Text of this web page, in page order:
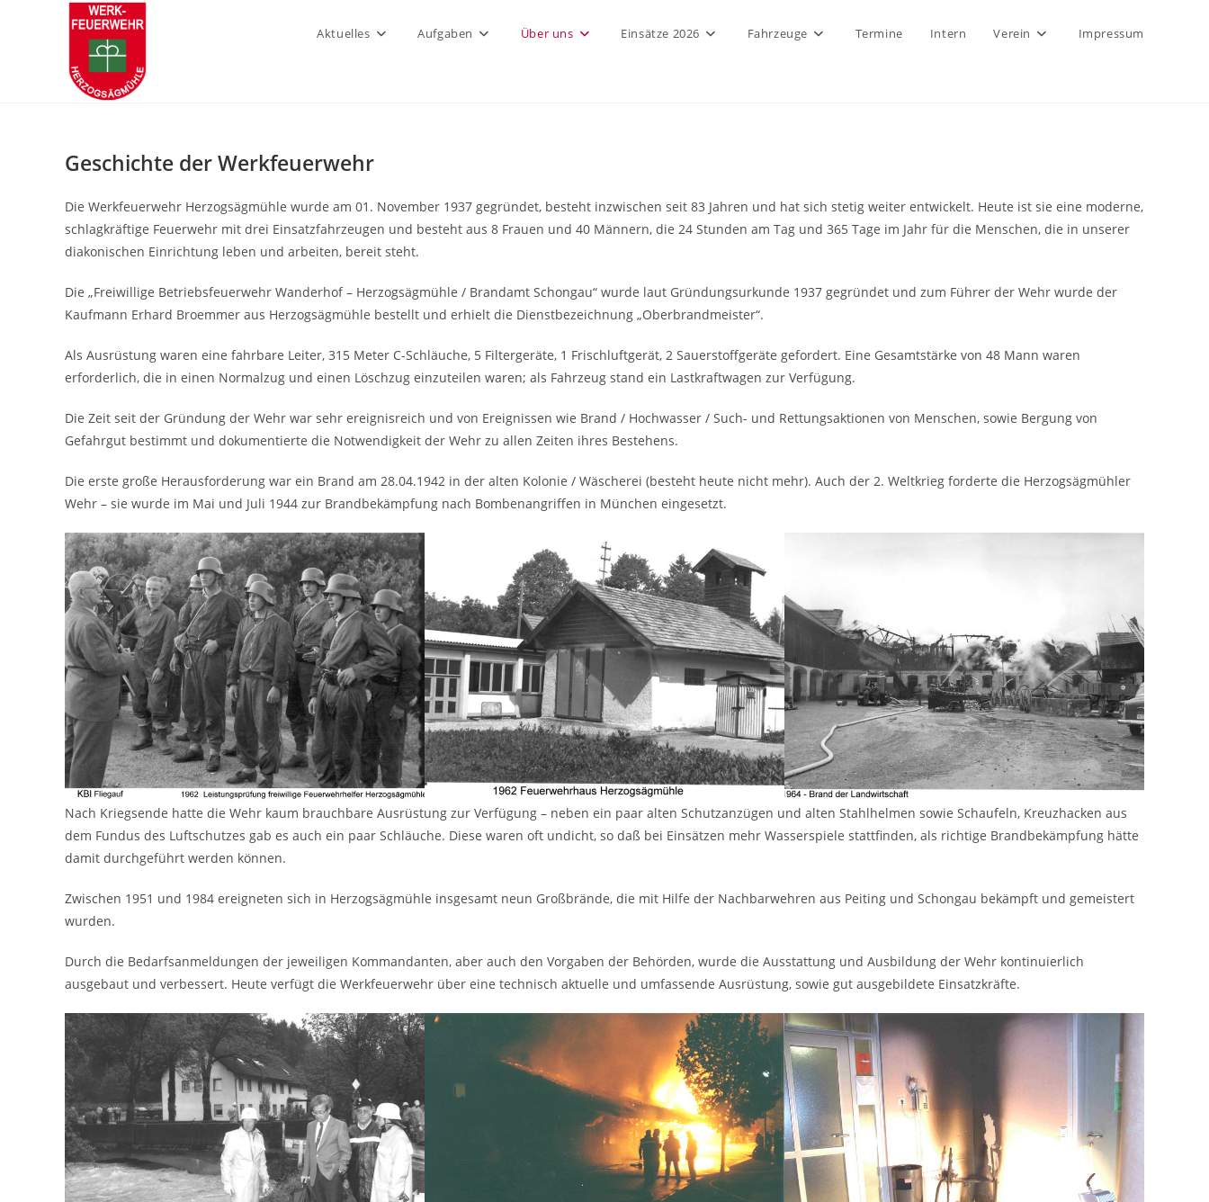
Aktuelles Aufgaben Über uns Einsätze 2026 Fahrzeuge Termine Intern Verein Impressum
Geschichte der Werkfeuerwehr
Die Werkfeuerwehr Herzogsägmühle wurde am 01. November 1937 gegründet, besteht inzwischen seit 83 Jahren und hat sich stetig weiter entwickelt. Heute ist sie eine moderne,
schlagkräftige Feuerwehr mit drei Einsatzfahrzeugen und besteht aus 8 Frauen und 40 Männern, die 24 Stunden am Tag und 365 Tage im Jahr für die Menschen, die in unserer
diakonischen Einrichtung leben und arbeiten, bereit steht.
Die „Freiwillige Betriebsfeuerwehr Wanderhof – Herzogsägmühle / Brandamt Schongau“ wurde laut Gründungsurkunde 1937 gegründet und zum Führer der Wehr wurde der
Kaufmann Erhard Broemmer aus Herzogsägmühle bestellt und erhielt die Dienstbezeichnung „Oberbrandmeister“.
Als Ausrüstung waren eine fahrbare Leiter, 315 Meter C-Schläuche, 5 Filtergeräte, 1 Frischluftgerät, 2 Sauerstoffgeräte gefordert. Eine Gesamtstärke von 48 Mann waren
erforderlich, die in einen Normalzug und einen Löschzug einzuteilen waren; als Fahrzeug stand ein Lastkraftwagen zur Verfügung.
Die Zeit seit der Gründung der Wehr war sehr ereignisreich und von Ereignissen wie Brand / Hochwasser / Such- und Rettungsaktionen von Menschen, sowie Bergung von
Gefahrgut bestimmt und dokumentierte die Notwendigkeit der Wehr zu allen Zeiten ihres Bestehens.
Die erste große Herausforderung war ein Brand am 28.04.1942 in der alten Kolonie / Wäscherei (besteht heute nicht mehr). Auch der 2. Weltkrieg forderte die Herzogsägmühler
Wehr – sie wurde im Mai und Juli 1944 zur Brandbekämpfung nach Bombenangriffen in München eingesetzt.
Nach Kriegsende hatte die Wehr kaum brauchbare Ausrüstung zur Verfügung – neben ein paar alten Schutzanzügen und alten Stahlhelmen sowie Schaufeln, Kreuzhacken aus
dem Fundus des Luftschutzes gab es auch ein paar Schläuche. Diese waren oft undicht, so daß bei Einsätzen mehr Wasserspiele stattfinden, als richtige Brandbekämpfung hätte
damit durchgeführt werden können.
Zwischen 1951 und 1984 ereigneten sich in Herzogsägmühle insgesamt neun Großbrände, die mit Hilfe der Nachbarwehren aus Peiting und Schongau bekämpft und gemeistert
wurden.
Durch die Bedarfsanmeldungen der jeweiligen Kommandanten, aber auch den Vorgaben der Behörden, wurde die Ausstattung und Ausbildung der Wehr kontinuierlich
ausgebaut und verbessert. Heute verfügt die Werkfeuerwehr über eine technisch aktuelle und umfassende Ausrüstung, sowie gut ausgebildete Einsatzkräfte.